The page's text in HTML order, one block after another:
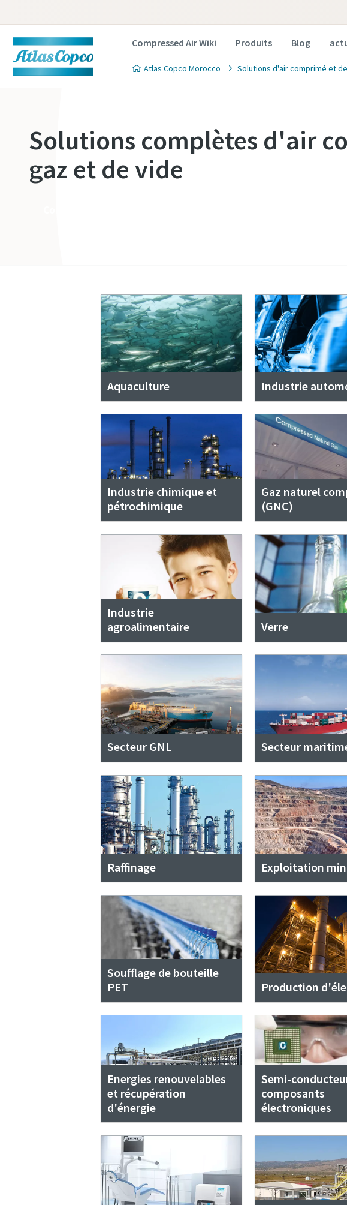
Compressed Air Wiki Produits Blog
Atlas Copco Morocco Solutions d'air comprimé et
Solutions complètes d'air
gaz et de vide
Aquaculture Industrie
Industrie chimique et
pétrochimique
Gaz naturel
(GNC)
Industrie
agroalimentaire
Verre
Secteur GNL Secteur
Raffinage Exploitation
Soufflage de bouteille
PET
Production
Energies renouvelables
et récupération
d'énergie
Semi-
composants
électroniques